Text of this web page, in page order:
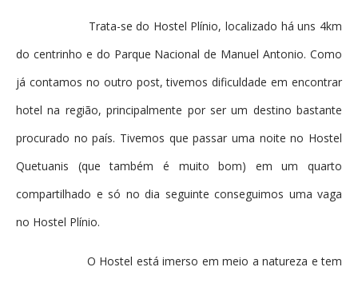
Trata-se do Hostel Plínio, localizado há uns 4km
do centrinho e do Parque Nacional de Manuel Antonio. Como
já contamos no outro post, tivemos dificuldade em encontrar
hotel na região, principalmente por ser um destino bastante
procurado no país. Tivemos que passar uma noite no Hostel
Quetuanis (que também é muito bom) em um quarto
compartilhado e só no dia seguinte conseguimos uma vaga
no Hostel Plínio.
O Hostel está imerso em meio a natureza e tem